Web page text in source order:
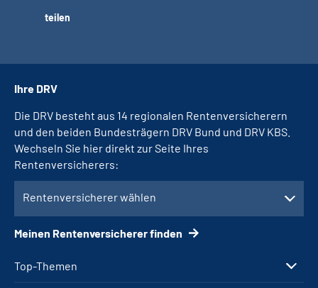
teilen
Top-Themen
Ihre DRV
Die DRV besteht aus 14 regionalen Rentenversicherern
und den beiden Bundesträgern DRV Bund und DRV KBS.
Wechseln Sie hier direkt zur Seite Ihres
Rentenversicherers:
Rentenversicherer wählen
Meinen Rentenversicherer finden